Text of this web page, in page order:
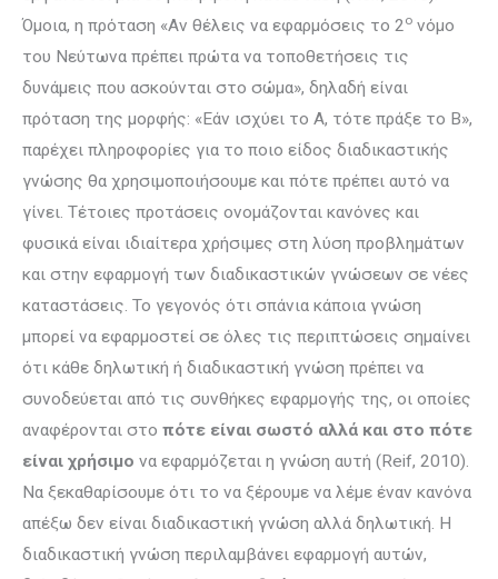
Όμοια, η πρόταση «Αν θέλεις να εφαρμόσεις το 2ο νόμο
του Νεύτωνα πρέπει πρώτα να τοποθετήσεις τις
δυνάμεις που ασκούνται στο σώμα», δηλαδή είναι
πρόταση της μορφής: «Εάν ισχύει το Α, τότε πράξε το Β»,
παρέχει πληροφορίες για το ποιο είδος διαδικαστικής
γνώσης θα χρησιμοποιήσουμε και πότε πρέπει αυτό να
γίνει. Τέτοιες προτάσεις ονομάζονται κανόνες και
φυσικά είναι ιδιαίτερα χρήσιμες στη λύση προβλημάτων
και στην εφαρμογή των διαδικαστικών γνώσεων σε νέες
καταστάσεις. Το γεγονός ότι σπάνια κάποια γνώση
μπορεί να εφαρμοστεί σε όλες τις περιπτώσεις σημαίνει
ότι κάθε δηλωτική ή διαδικαστική γνώση πρέπει να
συνοδεύεται από τις συνθήκες εφαρμογής της, οι οποίες
αναφέρονται στο πότε είναι σωστό αλλά και στο πότε
είναι χρήσιμο να εφαρμόζεται η γνώση αυτή (Reif, 2010).
Να ξεκαθαρίσουμε ότι το να ξέρουμε να λέμε έναν κανόνα
απέξω δεν είναι διαδικαστική γνώση αλλά δηλωτική. Η
διαδικαστική γνώση περιλαμβάνει εφαρμογή αυτών,